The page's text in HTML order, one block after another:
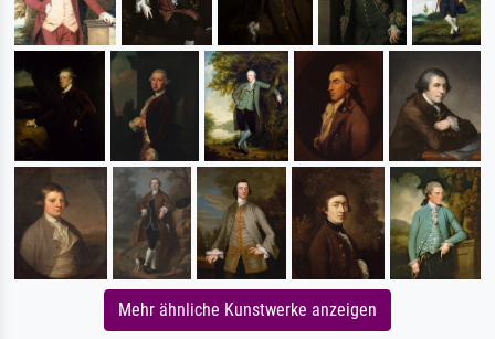
Mehr ähnliche Kunstwerke anzeigen